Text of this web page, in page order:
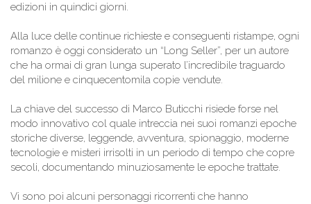
edizioni in quindici giorni.
Alla luce delle continue richieste e conseguenti ristampe, ogni
romanzo è oggi considerato un “Long Seller”, per un autore
che ha ormai di gran lunga superato l’incredibile traguardo
del milione e cinquecentomila copie vendute.
La chiave del successo di Marco Buticchi risiede forse nel
modo innovativo col quale intreccia nei suoi romanzi epoche
storiche diverse, leggende, avventura, spionaggio, moderne
tecnologie e misteri irrisolti in un periodo di tempo che copre
secoli, documentando minuziosamente le epoche trattate.
Vi sono poi alcuni personaggi ricorrenti che hanno